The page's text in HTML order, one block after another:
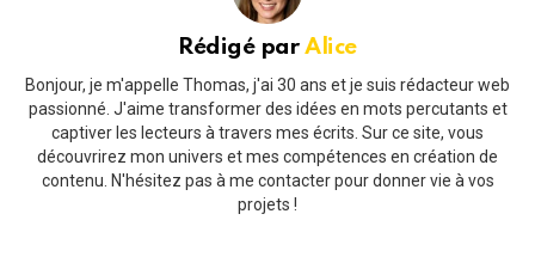
Rédigé parAlice
Bonjour, je m'appelle Thomas, j'ai 30 ans et je suis rédacteur web
passionné. J'aime transformer des idées en mots percutants et
captiver les lecteurs à travers mes écrits. Sur ce site, vous
découvrirez mon univers et mes compétences en création de
contenu. N'hésitez pas à me contacter pour donner vie à vos
projets !